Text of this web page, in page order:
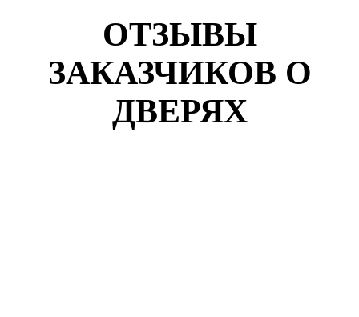
ОТЗЫВЫ
ЗАКАЗЧИКОВ О
ДВЕРЯХ